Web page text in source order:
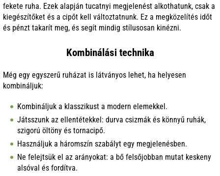
fekete ruha. Ezek alapján tucatnyi megjelenést alkothatunk, csak a
kiegészítőket és a cipőt kell változtatnunk. Ez a megközelítés időt
és pénzt takarít meg, és segít mindig stílusosan kinézni.
Kombinálási technika
Még egy egyszerű ruházat is látványos lehet, ha helyesen
kombináljuk:
Kombináljuk a klasszikust a modern elemekkel.
Játsszunk az ellentétekkel: durva csizmák és könnyű ruhák,
szigorú öltöny és tornacipő.
Használjuk a háromszín szabályt egy megjelenésben.
Ne felejtsük el az arányokat: a bő felsőjobban mutat keskeny
alsóval és fordítva.